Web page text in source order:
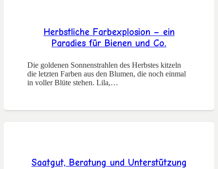
Herbstliche Farbexplosion – ein
Paradies für Bienen und Co.
Die goldenen Sonnenstrahlen des Herbstes kitzeln
die letzten Farben aus den Blumen, die noch einmal
in voller Blüte stehen. Lila,…
Saatgut, Beratung und Unterstützung